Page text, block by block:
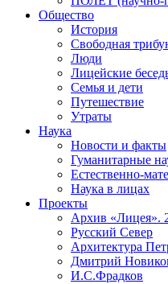
Общество
История
Свободная
Люди
Лицейские
Семья и дети
Путешествие
Утраты
Наука
Новости и факты
Гуманитарные
Естественно-
Наука в лицах
Проекты
Архив «Лицея».
Русский Север
Архитектура
Дмитрий
И.С.Фрадков